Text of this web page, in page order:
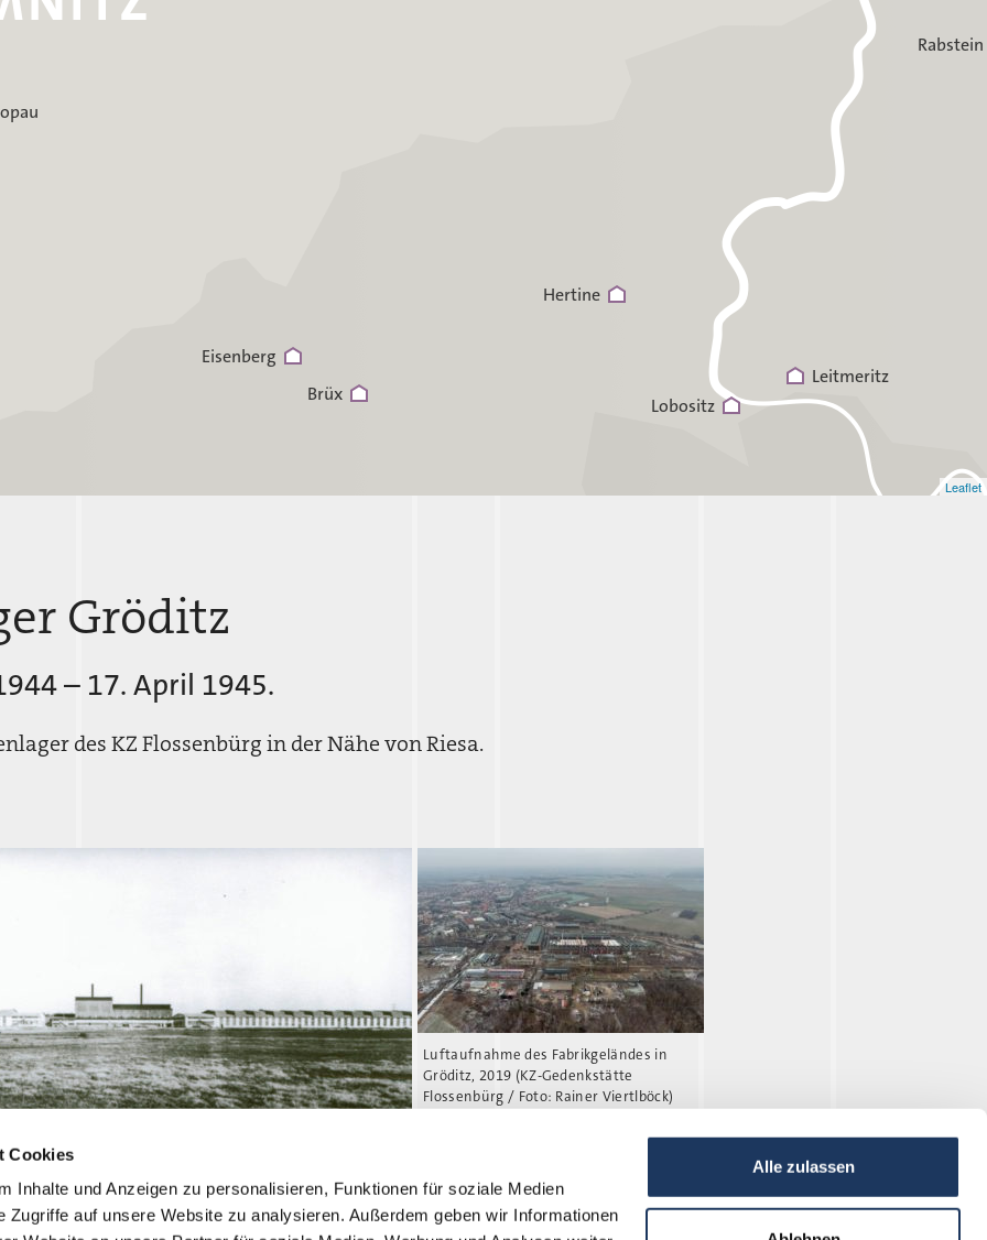
Cookies
Inhalte und Anzeigen zu personalisieren, Funktionen für soziale Medien
Zugriffe auf unsere Website zu analysieren. Außerdem geben wir Informationen
Alle zulassen
Rabstein
Lobositz
Leitmeritz
Sauerbrunn
Hertine
Brüx
Eisenberg
Leaflet
Gröditz
– 17. April 1945.
des KZ Flossenbürg in der Nähe von Riesa.
Stahlwerke Gröditz, um 1940 (Schmiedewerke
Luftaufnahme des Fabrikgeländes in
Gröditz, 2019 (KZ-Gedenkstätte
Flossenbürg / Foto: Rainer Viertlböck)